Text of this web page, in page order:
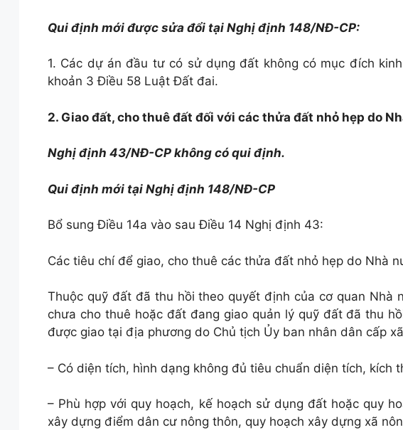
Qui định mới được sửa đổi tại Nghị
1. Các dự án đầu tư có sử dụng đất không có mục đích
khoản 3 Điều 58 Luật Đất đai.
2. Giao đất, cho thuê đất đối với các thửa đất nhỏ hẹp do
Nghị định 43/NĐ-CP không có qui định.
Qui định mới tại Nghị định 148/NĐ-CP
Bổ sung Điều 14a vào sau Điều 14 Nghị định 43:
Các tiêu chí để giao, cho thuê các thửa đất nhỏ hẹp do Nhà
Thuộc quỹ đất đã thu hồi theo quyết định của cơ quan Nhà
chưa cho thuê hoặc đất đang giao quản lý quỹ đất đã thu
được giao tại địa phương do Chủ tịch Ủy ban nhân dân cấp
– Có diện tích, hình dạng không đủ tiêu chuẩn diện tích, kích
– Phù hợp với quy hoạch, kế hoạch sử dụng đất hoặc quy
xây dựng điểm dân cư nông thôn, quy hoạch xây dựng xã